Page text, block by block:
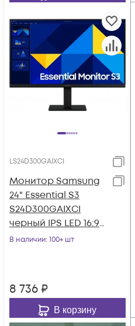
LS24D300GAIXCI
Монитор Samsung
24" Essential S3
S24D300GAIXCI
черный IPS LED 16:9
HDMI матовая
В наличии: 100+ шт
8 736 ₽
В корзину